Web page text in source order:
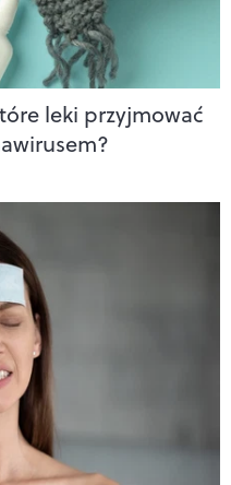
leki przyjmować